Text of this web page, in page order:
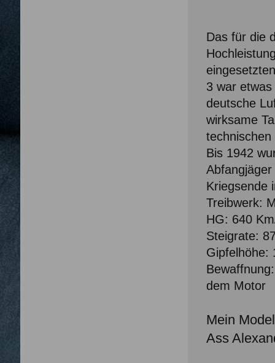
Das für die
3 war
deutsche
wirksame
Bis 1942
Kriegsende
Treibwerk:
HG: 640
Steigrate:
Gipfelhöhe:
dem Motor
Mein
Ass